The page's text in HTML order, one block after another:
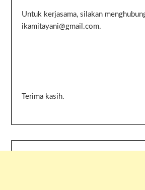
Untuk kerjasama, silakan
ikamitayani@gmail.com.
Terima kasih.